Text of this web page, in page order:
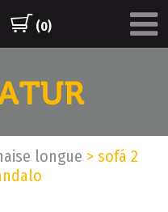
(0)
longue > sofá 2